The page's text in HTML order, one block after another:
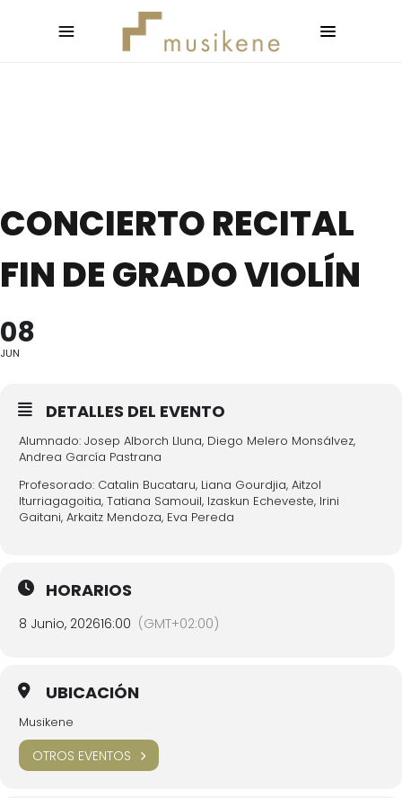
CONCIERTO RECITAL
FIN DE GRADO VIOLÍN
08
JUN
DETALLES DEL EVENTO
Alumnado: Josep Alborch Lluna, Diego Melero Monsálvez,
Andrea García Pastrana
Profesorado: Catalin Bucataru, Liana Gourdjia, Aitzol
Iturriagagoitia, Tatiana Samouil, Izaskun Echeveste, Irini
Gaitani, Arkaitz Mendoza, Eva Pereda
HORARIOS
8 Junio, 202616:00 (GMT+02:00)
UBICACIÓN
Musikene
OTROS EVENTOS